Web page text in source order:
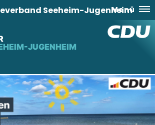
JUGENHEIM
Seeheim-Jugenheim
Menü